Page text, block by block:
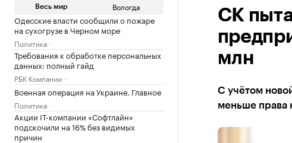
Весь мир Вологда
Одесские власти сообщили о пожаре
на сухогрузе в Черном море
Политика
Требования к обработке персональных
данных: полный гайд
РБК Компании
Военная операция на Украине. Главное
Политика
Акции IT-компании «Софтлайн»
подскочили на 16% без видимых
причин
СК
млн
С учётом
меньше права